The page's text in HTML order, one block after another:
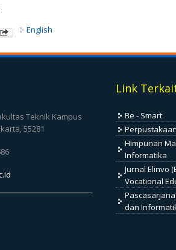
English
Teknik Kampus
55281
Link
Be - Smart
Perpustakaan
Himpunan
Informatika
Jurnal Elinvo
Vocational
dan